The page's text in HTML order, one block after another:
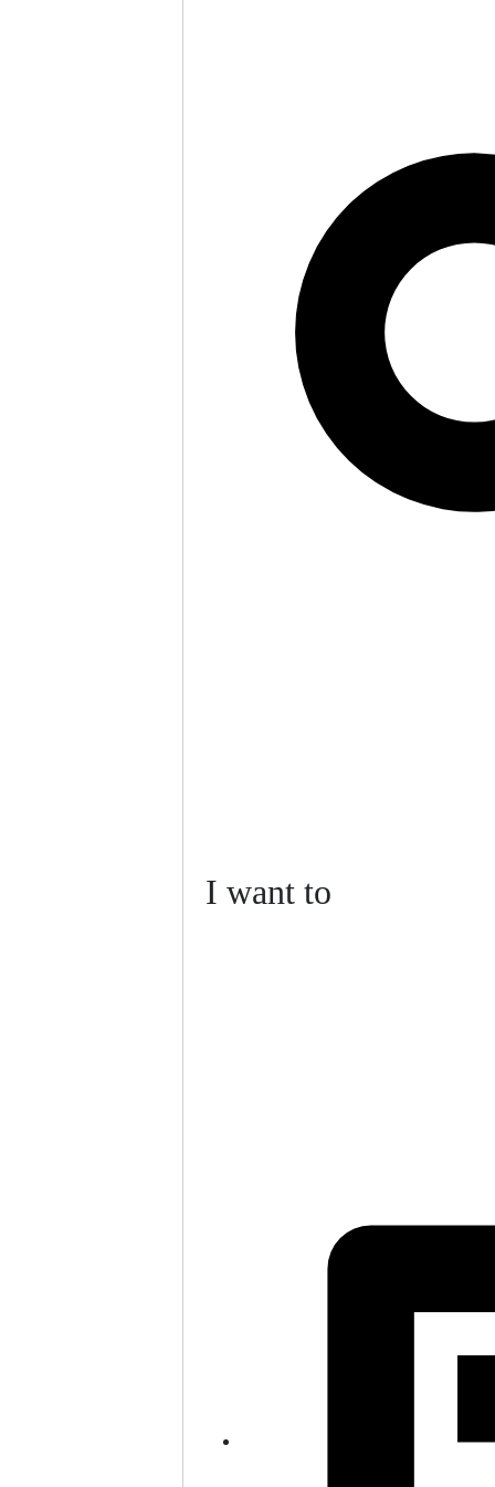
I want to